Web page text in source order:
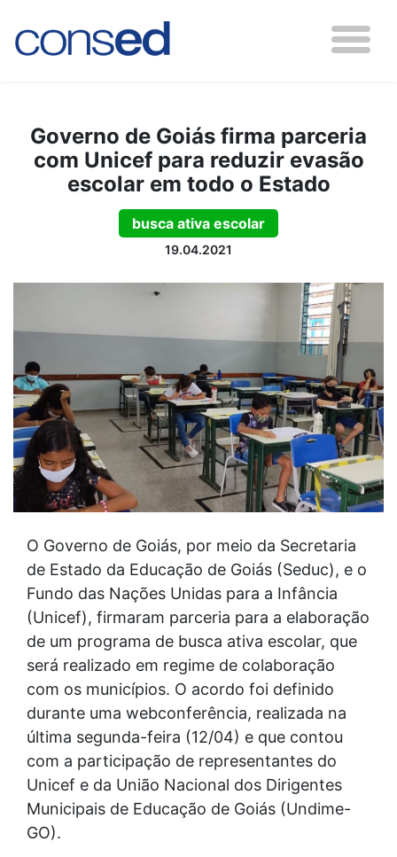
Governo de Goiás firma parceria
com Unicef para reduzir evasão
escolar em todo o Estado
busca ativa escolar
19.04.2021
O Governo de Goiás, por meio da Secretaria
de Estado da Educação de Goiás (Seduc), e o
Fundo das Nações Unidas para a Infância
(Unicef), firmaram parceria para a elaboração
de um programa de busca ativa escolar, que
será realizado em regime de colaboração
com os municípios. O acordo foi definido
durante uma webconferência, realizada na
última segunda-feira (12/04) e que contou
com a participação de representantes do
Unicef e da União Nacional dos Dirigentes
Municipais de Educação de Goiás (Undime-
GO).